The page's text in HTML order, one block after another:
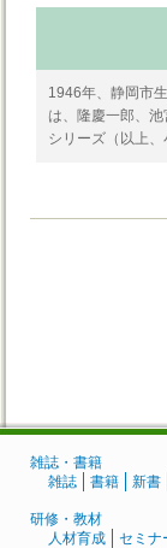
1946年、静岡市
は、隆慶一郎、
シリーズ（以上
雑誌・書籍
雑誌
書籍 新書
研修・教材
人材育成
セミナ